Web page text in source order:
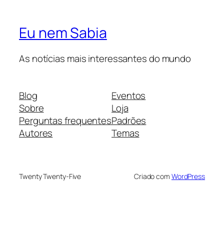
Eu nem Sabia
As notícias mais interessantes do mundo
Blog
Sobre
Perguntas frequentes
Autores
Eventos
Loja
Padrões
Temas
Twenty Twenty-Five Criado com WordPress